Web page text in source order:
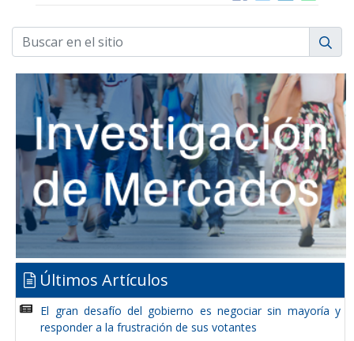
Últimos Artículos
El gran desafío del gobierno es negociar sin mayoría y
responder a la frustración de sus votantes